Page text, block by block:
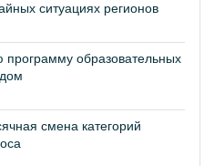
ситуациях регионов
программу образовательных
смена категорий